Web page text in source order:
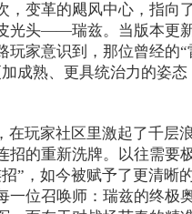
，变革的飓风中心，指向
光头——瑞兹。当版本更
玩家意识到，那位曾经的“
成熟、更具统治力的姿态
在玩家社区里激起了千层
招的重新洗牌。以往需要
”，如今被赋予了更清晰
一位召唤师：瑞兹的终极